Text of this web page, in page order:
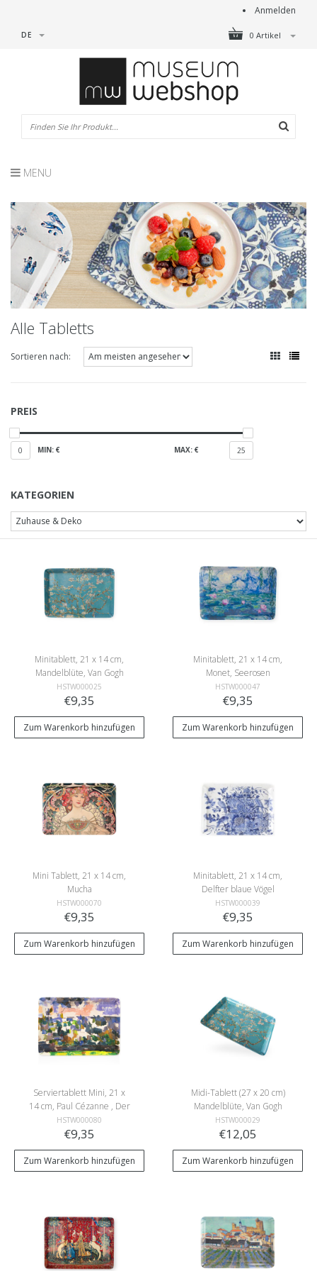
Anmelden
0 Artikel
DE
MENU
Alle Tabletts
Sortieren nach:
PREIS
0 MIN: € MAX: € 25
KATEGORIEN
Minitablett, 21 x 14 cm,
Mandelblüte, Van Gogh
HSTW000025
€9,35
Zum Warenkorb hinzufügen
Minitablett, 21 x 14 cm,
Monet, Seerosen
HSTW000047
€9,35
Zum Warenkorb hinzufügen
Mini Tablett, 21 x 14 cm,
Mucha
HSTW000070
€9,35
Zum Warenkorb hinzufügen
Minitablett, 21 x 14 cm,
Delfter blaue Vögel
HSTW000039
€9,35
Zum Warenkorb hinzufügen
Serviertablett Mini, 21 x
14 cm, Paul Cézanne , Der
Garten von Lauves
HSTW000080
€9,35
Zum Warenkorb hinzufügen
Midi-Tablett (27 x 20 cm)
Mandelblüte, Van Gogh
HSTW000029
€12,05
Zum Warenkorb hinzufügen